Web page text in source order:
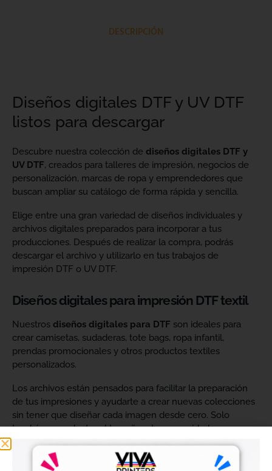
DESCRIPCIÓN
Diseños digitales DTF y UV DTF
listos para descargar
Descubre nuestra colección de diseños digitales DTF y
UV DTF, creados para talleres de impresión, negocios de
personalización, marcas de ropa y emprendedores que
buscan ampliar su catálogo de forma rápida y sencilla.
Elige entre una gran variedad de diseños individuales y
archivos digitales preparados para incorporar a tus
producciones. Después de realizar la compra, podrás
descargar el archivo y utilizarlo en tus trabajos de
impresión DTF o UV DTF.
Diseños digitales para impresión DTF textil
Nuestros diseños digitales para DTF son ideales para
crear camisetas, sudaderas, tote bags, ropa infantil,
prendas promocionales y otros productos textiles
personalizados.
Los archivos están pensados para facilitar la preparación
de tus impresiones y ayudarte a crear nuevas colecciones
sin tener que diseñar cada imagen desde cero. Solo
tendrás que adaptar el tamaño a tus necesidades, preparar
el archivo en tu programa de impresión y producirlo con tu
maquinaria DTF.